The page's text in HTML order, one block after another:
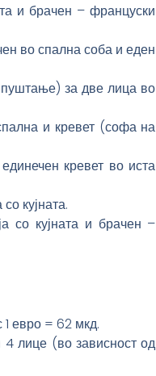
и брачен – француски
во спална соба и еден
за две лица во
и кревет (софа на
кревет во иста
кујната.
со кујната и брачен –
евро = 62 мкд.
4 лице (во зависност од